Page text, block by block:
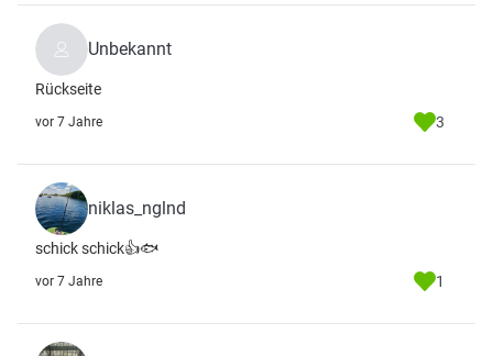
Unbekannt
Rückseite
vor 7 Jahre 3
niklas_nglnd
schick schick👍🐟
vor 7 Jahre 1